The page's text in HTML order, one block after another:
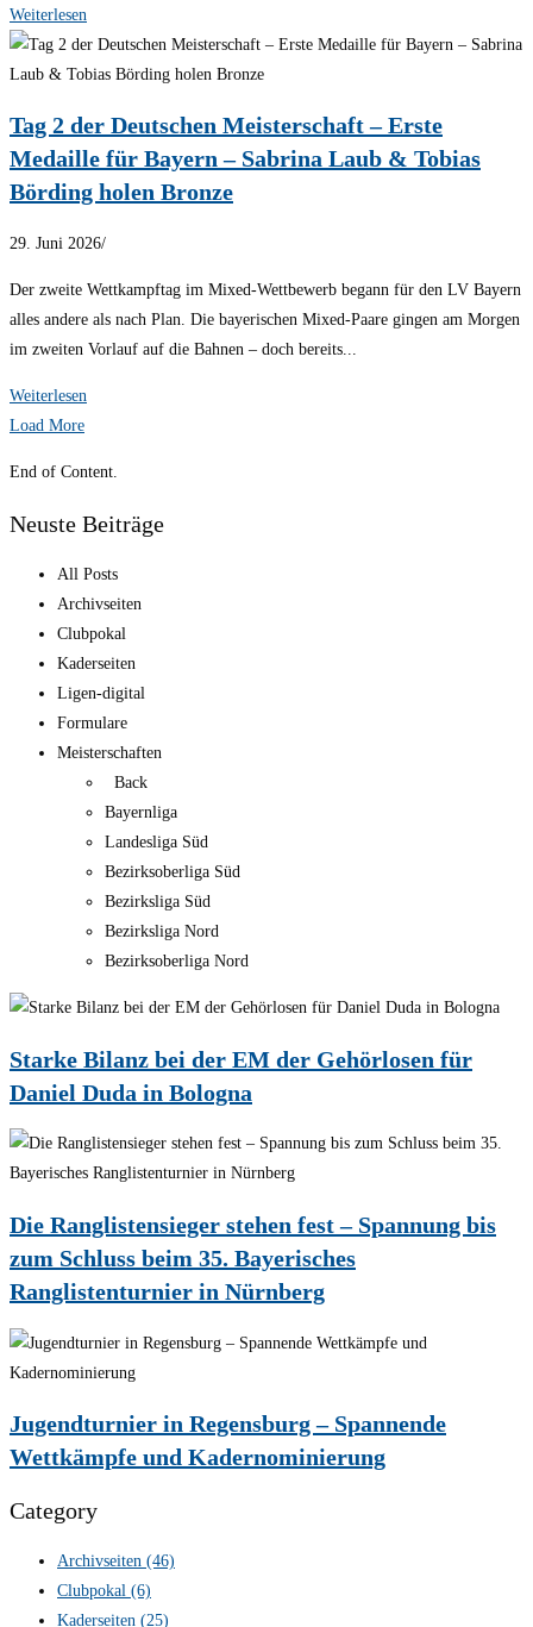
Weiterlesen
Tag 2 der Deutschen Meisterschaft – Erste
Medaille für Bayern – Sabrina Laub & Tobias
Börding holen Bronze
29. Juni 2026/
Der zweite Wettkampftag im Mixed-Wettbewerb begann für den LV Bayern
alles andere als nach Plan. Die bayerischen Mixed-Paare gingen am Morgen
im zweiten Vorlauf auf die Bahnen – doch bereits...
Weiterlesen
Load More
End of Content.
Neuste Beiträge
All Posts
Archivseiten
Clubpokal
Kaderseiten
Ligen-digital
Formulare
Meisterschaften
Back
Bayernliga
Landesliga Süd
Bezirksoberliga Süd
Bezirksliga Süd
Bezirksliga Nord
Bezirksoberliga Nord
Starke Bilanz bei der EM der Gehörlosen für
Daniel Duda in Bologna
Die Ranglistensieger stehen fest – Spannung bis
zum Schluss beim 35. Bayerisches
Ranglistenturnier in Nürnberg
Jugendturnier in Regensburg – Spannende
Wettkämpfe und Kadernominierung
Category
Archivseiten (46)
Clubpokal (6)
Kaderseiten (25)